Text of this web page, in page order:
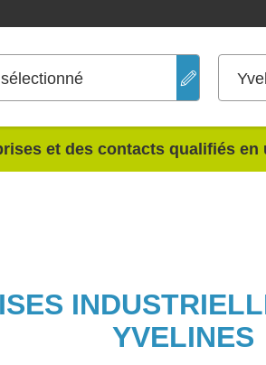
et des contacts qualifiés
YVELINES